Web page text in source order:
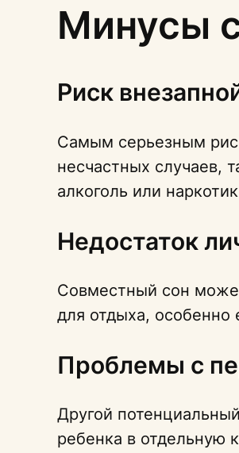
Минусы
Риск
Самым серьезным
несчастных случаев,
алкоголь или
Недостаток
Совместный сон
для отдыха, особенно
Проблемы с
Другой
ребенка в отдельную